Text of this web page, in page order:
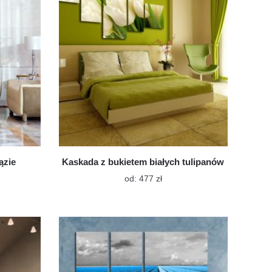
na
stronie
produktu
Kaskada z bukietem białych tulipanów
od: 477 złTen
wiele
wariantów.
Opcje
można